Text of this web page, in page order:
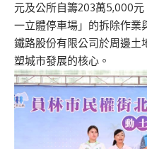
元及公所自籌203萬5,000
一立體停車場」的拆除作業
鐵路股份有限公司於周邊土
塑城市發展的核心。